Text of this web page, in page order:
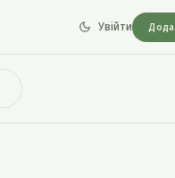
Увійти